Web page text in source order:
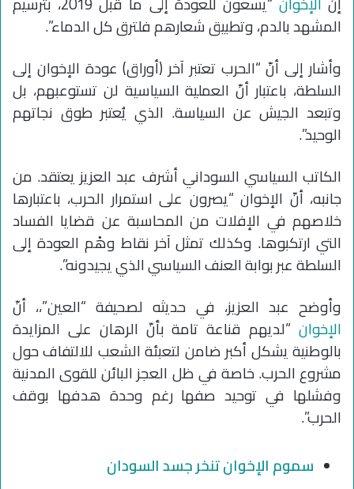
المشهد بالدم، وتطبيق شعارهم فلترق كل الدماء”.
وأشار إلى أنّ “الحرب تعتبر آخر (أوراق) عودة الإخوان إلى
السلطة، باعتبار أنّ العملية السياسية لن تستوعبهم، بل
وتبعد الجيش عن السياسة. الذي يُعتبر طوق نجاتهم
الوحيد”.
الكاتب السياسي السوداني أشرف عبد العزيز يعتقد. من
جانبه، أنّ الإخوان “يصرون على استمرار الحرب، باعتبارها
خلاصهم في الإفلات من المحاسبة عن قضايا الفساد
التي ارتكبوها. وكذلك تمثل آخر نقاط وهْم العودة إلى
السلطة عبر بوابة العنف السياسي الذي يجيدونه”.
وأوضح عبد العزيز، في حديثه لصحيفة “العين”،، أنّ
الإخوان “لديهم قناعة تامة بأنّ الرهان على المزايدة
بالوطنية يشكل أكبر ضامن لتعبئة الشعب للالتفاف حول
مشروع الحرب. خاصة في ظل العجز البائن للقوى المدنية
وفشلها في توحيد صفها رغم وحدة هدفها بوقف
الحرب”.
سموم الإخوان تنخر جسد السودان